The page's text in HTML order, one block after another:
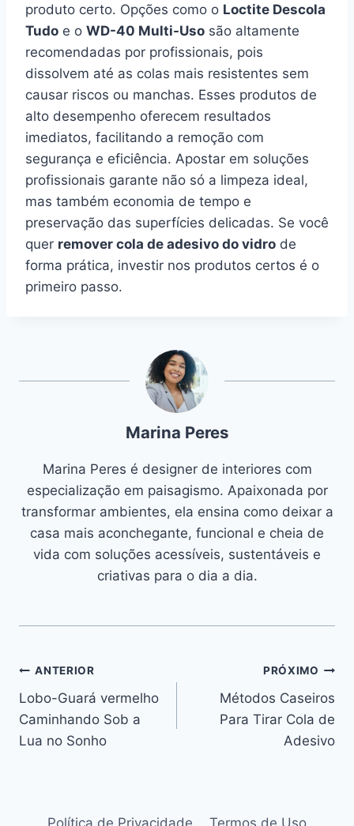
produto certo. Opções como o Loctite Descola
Tudo e o WD-40 Multi-Uso são altamente
recomendadas por profissionais, pois
dissolvem até as colas mais resistentes sem
causar riscos ou manchas. Esses produtos de
alto desempenho oferecem resultados
imediatos, facilitando a remoção com
segurança e eficiência. Apostar em soluções
profissionais garante não só a limpeza ideal,
mas também economia de tempo e
preservação das superfícies delicadas. Se você
quer remover cola de adesivo do vidro de
forma prática, investir nos produtos certos é o
primeiro passo.
Marina Peres
Marina Peres é designer de interiores com
especialização em paisagismo. Apaixonada por
transformar ambientes, ela ensina como deixar a
casa mais aconchegante, funcional e cheia de
vida com soluções acessíveis, sustentáveis e
criativas para o dia a dia.
Navegação
de
Post
ANTERIOR
Lobo-Guará vermelho
Caminhando Sob a
Lua no Sonho
PRÓXIMO
Métodos Caseiros
Para Tirar Cola de
Adesivo